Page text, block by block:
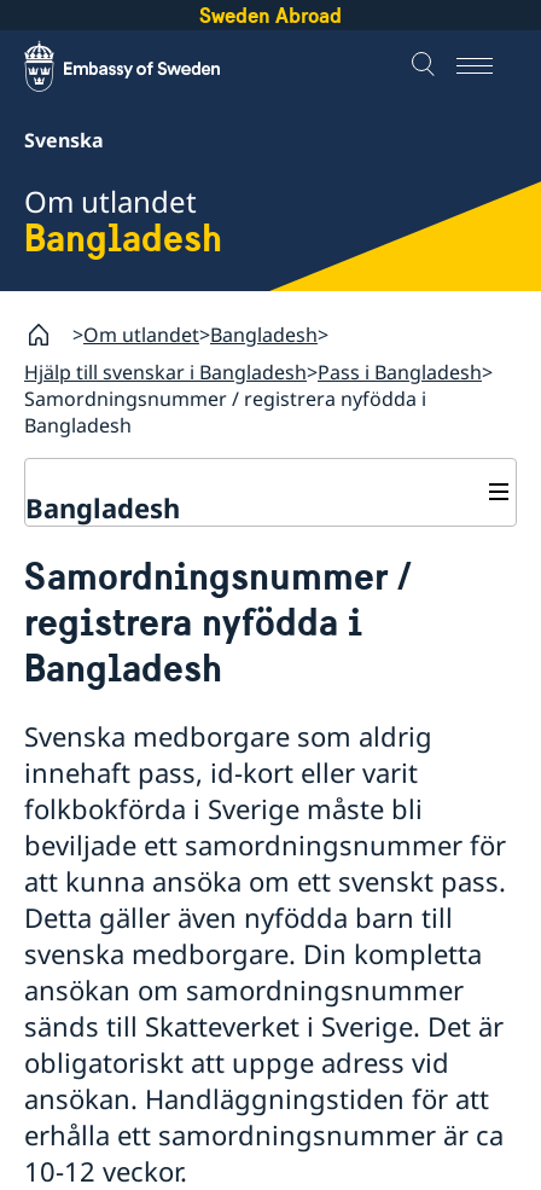
Sweden Abroad
Svenska
Om utlandet
Bangladesh
Om utlandet Bangladesh
Hjälp till svenskar i Bangladesh Pass i Bangladesh
Samordningsnummer / registrera nyfödda i
Bangladesh
Bangladesh
Hjälp till svenskar i Bangladesh
Rösta i Bangladesh
Avgifter
Medborgaskap
Samordningsnummer / registrera nyfödda i
Bangladesh
Körkort
Förlust av pass
Pass för vuxna
Pass för barn
Provisoriskt pass
Gifta sig utomlands i Bangladesh
Legaliseringar
Reseinformation
Ambassadens reseinformation
Aktuella händelser
Allmänna säkerhetsläget
Terrorism
Naturförhållanden och katastrofer
In- och utresebestämmelser
Inför resan
Utvecklingssamarbete
Samordningsnummer /
registrera nyfödda i
Bangladesh
Svenska medborgare som aldrig
innehaft pass, id-kort eller varit
folkbokförda i Sverige måste bli
beviljade ett samordningsnummer för
att kunna ansöka om ett svenskt pass.
Detta gäller även nyfödda barn till
svenska medborgare. Din kompletta
ansökan om samordningsnummer
sänds till Skatteverket i Sverige. Det är
obligatoriskt att uppge adress vid
ansökan. Handläggningstiden för att
erhålla ett samordningsnummer är ca
10-12 veckor.